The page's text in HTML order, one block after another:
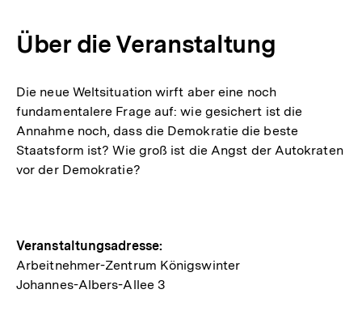
Über die Veranstaltung
Die neue Weltsituation wirft aber eine noch
fundamentalere Frage auf: wie gesichert ist die
Annahme noch, dass die Demokratie die beste
Staatsform ist? Wie groß ist die Angst der Autokraten
vor der Demokratie?
Hinweise
zur
Veranstaltungsadresse:
Arbeitnehmer-Zentrum Königswinter
Johannes-Albers-Allee 3